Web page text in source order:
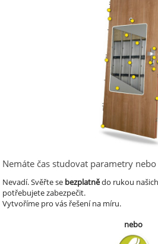
Nemáte čas studovat parametry
Nevadí.Svěřte se bezplatnědo rukou
potřebujete zabezpečit.
Vytvoříme pro vás řešení na míru.
nebo